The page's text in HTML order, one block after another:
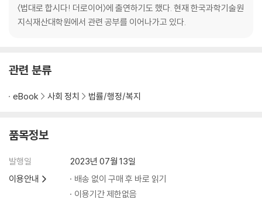
8. 저작권을 침해당했을 때는
증거를 확보한다
민사상 조치를 취한다
□저작물 이용의 단계
□알아두면 쓸모 있는 저작권 웹사이트
10. AI와 저작권
□생성 AI의 시대, 핵심은 인간과 신뢰
1부를 마무리하고 2부로 들어가기 전에
〈법대로 합시다! 더로이어〉에 출연하기도 했다. 현재 한국과학기술원
지식재산대학원에서 관련 공부를 이어나가고 있다.
관련 분류
eBook 사회 정치 법률/행정/복지
품목정보
발행일
2023년 07월 13일
이용안내
배송 없이 구매 후 바로 읽기
이용기간 제한없음